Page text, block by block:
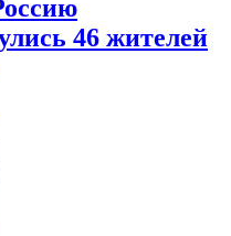
46 жителей